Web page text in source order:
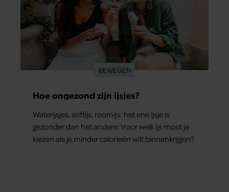
BEWEGEN
Hoe ongezond zijn ijsjes?
Waterijsjes, softijs, roomijs: het ene ijsje is
gezonder dan het andere. Voor welk ijs moet je
kiezen als je minder calorieën wilt binnenkrijgen?